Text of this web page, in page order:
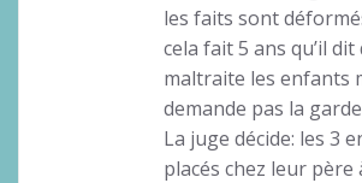
les faits sont
cela fait 5 ans qu’il dit
maltraite les enfants
demande pas la
La juge décide: les 3
placés chez leur père